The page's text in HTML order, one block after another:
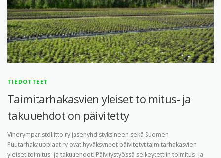
TIEDOTTEET
Taimitarhakasvien yleiset toimitus- ja
takuuehdot on päivitetty
Viherympäristöliitto ry jäsenyhdistyksineen sekä Suomen
Puutarhakauppiaat ry ovat hyväksyneet päivitetyt taimitarhakasvien
yleiset toimitus- ja takuuehdot. Päivitystyössä selkeytettiin toimitus- ja